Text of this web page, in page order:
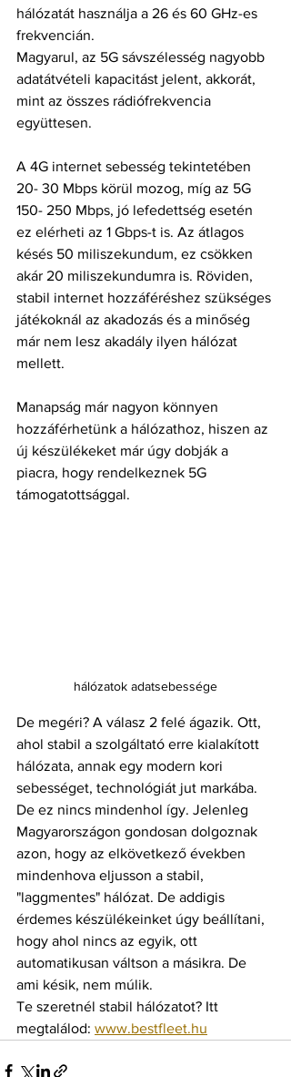
hálózatát használja a 26 és 60 GHz-es
frekvencián.
Magyarul, az 5G sávszélesség nagyobb
adatátvételi kapacitást jelent, akkorát,
mint az összes rádiófrekvencia
együttesen.
A 4G internet sebesség tekintetében
20- 30 Mbps körül mozog, míg az 5G
150- 250 Mbps, jó lefedettség esetén
ez elérheti az 1 Gbps-t is. Az átlagos
késés 50 miliszekundum, ez csökken
akár 20 miliszekundumra is. Röviden,
stabil internet hozzáféréshez szükséges
játékoknál az akadozás és a minőség
már nem lesz akadály ilyen hálózat
mellett.
Manapság már nagyon könnyen
hozzáférhetünk a hálózathoz, hiszen az
új készülékeket már úgy dobják a
piacra, hogy rendelkeznek 5G
támogatottsággal.
hálózatok adatsebessége
De megéri? A válasz 2 felé ágazik. Ott,
ahol stabil a szolgáltató erre kialakított
hálózata, annak egy modern kori
sebességet, technológiát jut markába.
De ez nincs mindenhol így. Jelenleg
Magyarországon gondosan dolgoznak
azon, hogy az elkövetkező években
mindenhova eljusson a stabil,
"laggmentes" hálózat. De addigis
érdemes készülékeinket úgy beállítani,
hogy ahol nincs az egyik, ott
automatikusan váltson a másikra. De
ami késik, nem múlik.
Te szeretnél stabil hálózatot? Itt
megtalálod: www.bestfleet.hu